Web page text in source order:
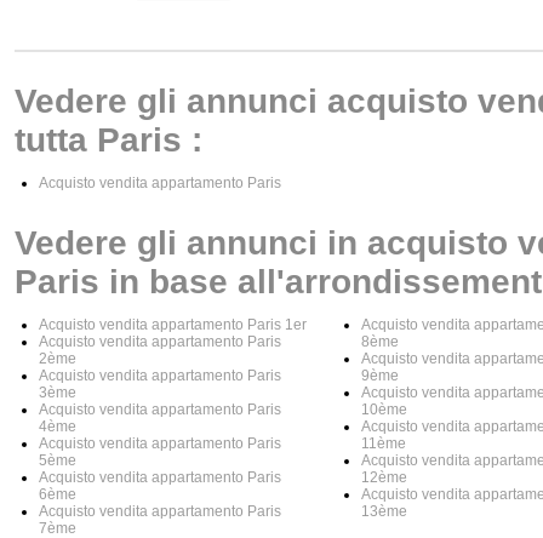
Vedere gli annunci acquisto
tutta Paris :
Acquisto vendita appartamento Paris
Vedere gli annunci in acquisto
Paris in base
Acquisto vendita appartamento Paris 1er
Acquisto vendita appartamento Paris
2ème
Acquisto vendita appartamento Paris
3ème
Acquisto vendita appartamento Paris
4ème
Acquisto vendita appartamento Paris
5ème
Acquisto vendita appartamento Paris
6ème
Acquisto vendita appartamento Paris
7ème
Acquisto vendita
8ème
Acquisto vendita
9ème
Acquisto vendita
10ème
Acquisto vendita
11ème
Acquisto vendita
12ème
Acquisto vendita
13ème